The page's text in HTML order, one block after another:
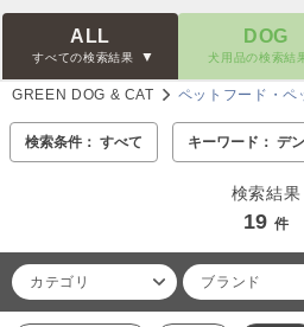
ALL
すべての検索結果
DOG
犬用品の検索結
GREEN DOG & CAT ペットフード・ペ
検索条件： すべて キーワード： デ
検索結果
19 件
カテゴリ ブランド